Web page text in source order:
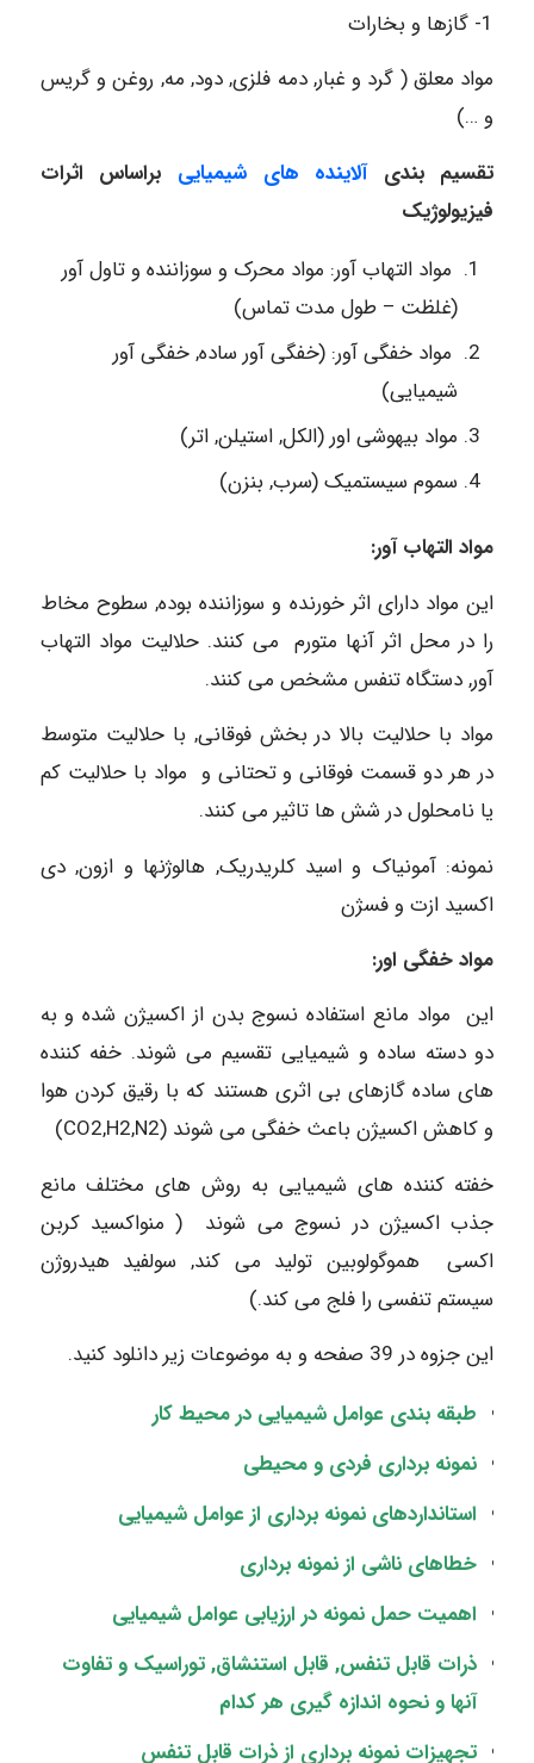
1- گازها و بخارات
مواد معلق ( گرد و غبار, دمه فلزی, دود, مه, روغن و گریس
و …)
تقسیم بندیآلاینده های شیمیایی براساس اثرات
فیزیولوژیک
مواد التهاب آور: مواد محرک و سوزاننده و تاول آور
(غلظت – طول مدت تماس)
مواد خفگی آور: (خفگی آور ساده, خفگی آور
شیمیایی)
مواد بیهوشی اور (الکل, استیلن, اتر)
سموم سیستمیک (سرب, بنزن)
مواد التهاب آور:
این مواد دارای اثر خورنده و سوزاننده بوده, سطوح مخاط
را در محل اثر آنها متورم می کنند. حلالیت مواد التهاب
آور, دستگاه تنفس مشخص می کنند.
مواد با حلالیت بالا در بخش فوقانی, با حلالیت متوسط
در هر دو قسمت فوقانی و تحتانی و مواد با حلالیت کم
یا نامحلول در شش ها تاثیر می کنند.
نمونه: آمونیاک و اسید کلریدریک, هالوژنها و ازون, دی
اکسید ازت و فسژن
مواد خفگی اور:
این مواد مانع استفاده نسوج بدن از اکسیژن شده و به
دو دسته ساده و شیمیایی تقسیم می شوند. خفه کننده
های ساده گازهای بی اثری هستند که با رقیق کردن هوا
و کاهش اکسیژن باعث خفگی می شوند (CO2,H2,N2)
خفته کننده های شیمیایی به روش های مختلف مانع
جذب اکسیژن در نسوج می شوند ( منواکسید کربن
اکسی هموگولوبین تولید می کند, سولفید هیدروژن
سیستم تنفسی را فلج می کند.)
این جزوه در 39 صفحه و به موضوعات زیر دانلود کنید.
طبقه بندی عوامل شیمیایی در محیط کار
نمونه برداری فردی و محیطی
استانداردهای نمونه برداری از عوامل شیمیایی
خطاهای ناشی از نمونه برداری
اهمیت حمل نمونه در ارزیابی عوامل شیمیایی
ذرات قابل تنفس, قابل استنشاق, توراسیک و تفاوت
آنها و نحوه اندازه گیری هر کدام
تجهیزات نمونه برداری از ذرات قابل تنفس